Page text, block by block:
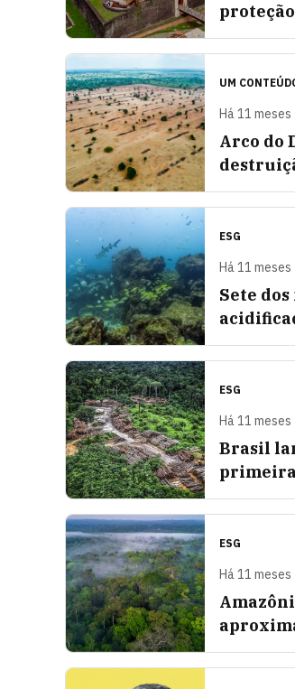
UM
Há 11 meses
Arco do
ESG
Há 11 meses
Sete
ESG
Há 11 meses
Brasil
ESG
Há 11 meses